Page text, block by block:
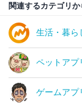
関連するカテゴリ
生活・暮ら
ペットアプ
ゲームアプ